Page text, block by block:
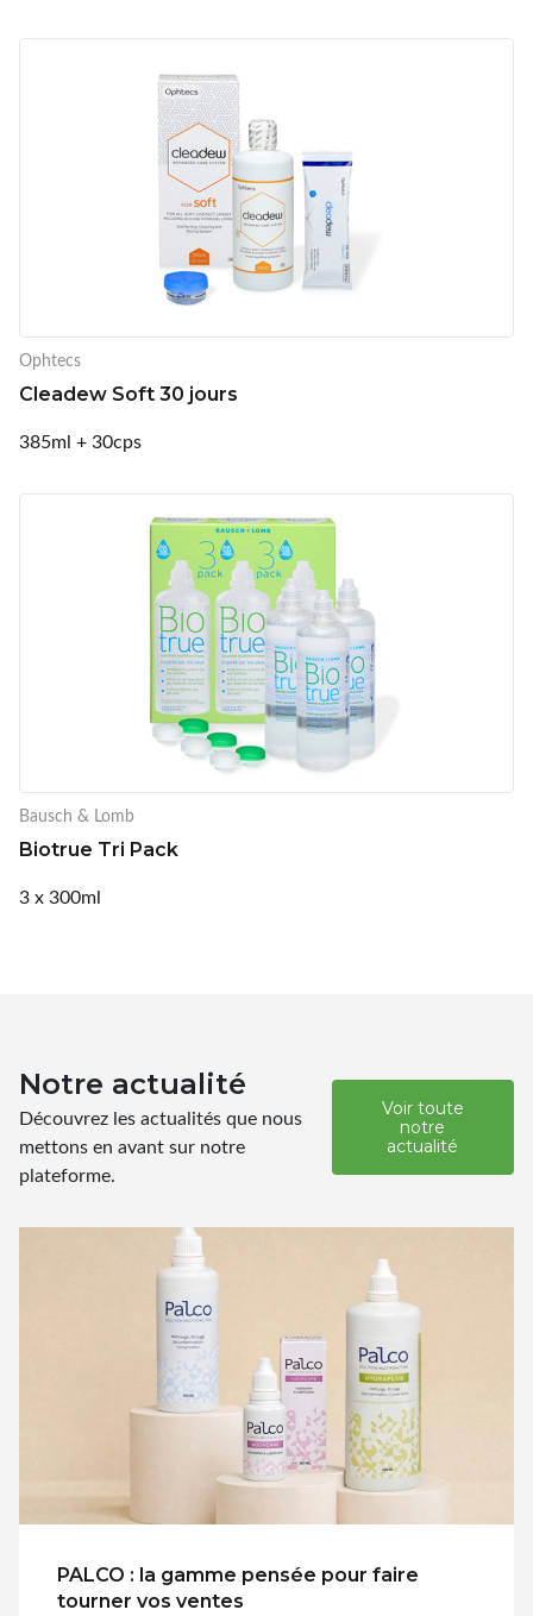
Ophtecs
Cleadew Soft 30 jours
385ml + 30cps
Bausch & Lomb
Biotrue Tri Pack
3 x 300ml
Notre actualité
Découvrez les actualités que nous
mettons en avant sur notre
plateforme.
Voir toute
notre
actualité
PALCO : la gamme pensée pour faire
tourner vos ventes